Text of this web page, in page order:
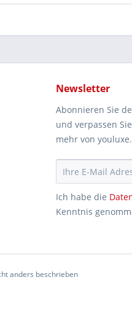
Newsletter
Abonnieren Sie
und verpassen
mehr von
Ich habe die
Kenntnis
anders beschrieben